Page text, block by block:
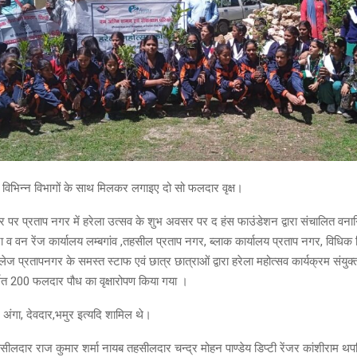
विभागों के साथ मिलकर लगाइए दो सो फलदार वृक्ष।
पर प्रताप नगर में हरेला उत्सव के शुभ अवसर पर द हंस फाउंडेशन द्वारा संचालित
व वन रेंज कार्यालय लम्बगांव ,तहसील प्रताप नगर, ब्लाक कार्यालय प्रताप नगर, विधिक
प्रतापनगर के समस्त स्टाफ एवं छात्र छात्राओं द्वारा हरेला महोत्सव कार्यक्रम
200 फलदार पौध का वृक्षारोपण किया गया ।
देवदार,भमुर इत्यदि शामिल थे।
राज कुमार शर्मा नायब तहसीलदार चन्द्र मोहन पाण्डेय डिप्टी रेंजर कांशीराम